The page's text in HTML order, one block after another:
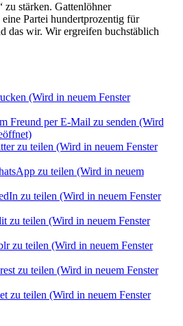
zu stärken. Gattenlöhner
Partei hundertprozentig für
das wir. Wir ergreifen buchstäblich
(Wird in neuem Fenster
Freund per E-Mail zu senden (Wird
zu teilen (Wird in neuem Fenster
zu teilen (Wird in neuem
zu teilen (Wird in neuem Fenster
zu teilen (Wird in neuem Fenster
zu teilen (Wird in neuem Fenster
zu teilen (Wird in neuem Fenster
zu teilen (Wird in neuem Fenster